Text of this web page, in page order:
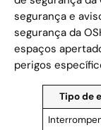
segurança e
segurança da
espaços
perigos
Tipo de